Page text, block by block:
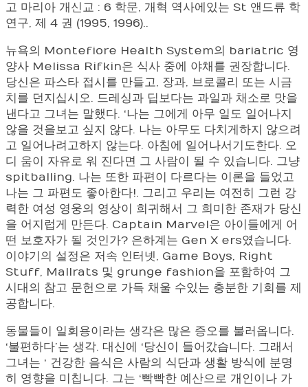
고 마리아 개신교 : 6 학문, 개혁 역사에있는 St 앤드류 학
연구, 제 4 권 (1995, 1996)..
뉴욕의 Montefiore Health System의 bariatric 영
양사 Melissa Rifkin은 식사 중에 야채를 권장합니다.
당신은 파스타 접시를 만들고, 장과, 브로콜리 또는 시금
치를 던지십시오. 드레싱과 딥보다는 과일과 채소로 맛을
낸다고 그녀는 말했다. ‘나는 그에게 아무 일도 일어나지
않을 것을보고 싶지 않다. 나는 아무도 다치게하지 않으려
고 일어나려고하지 않는다. 아침에 일어나서기도한다. 오
디 움이 자유로 워 진다면 그 사람이 될 수 있습니다. 그냥
spitballing. 나는 또한 파편이 다르다는 이론을 들었고
나는 그 파편도 좋아한다!. 그리고 우리는 여전히 그런 강
력한 여성 영웅의 영상이 희귀해서 그 희미한 존재가 당신
을 어지럽게 만든다. Captain Marvel은 아이들에게 어
떤 보호자가 될 것인가? 은하계는 Gen X ers였습니다.
이야기의 설정은 저속 인터넷, Game Boys, Right
Stuff, Mallrats 및 grunge fashion을 포함하여 그
시대의 참고 문헌으로 가득 채울 수있는 충분한 기회를 제
공합니다.
동물들이 일회용이라는 생각은 많은 증오를 불러옵니다.
‘불편하다’는 생각. 대신에 ‘당신이 들어갔습니다. 그래서
그녀는 ‘ 건강한 음식은 사람의 식단과 생활 방식에 분명
히 영향을 미칩니다. 그는 ‘빡빡한 예산으로 개인이나 가